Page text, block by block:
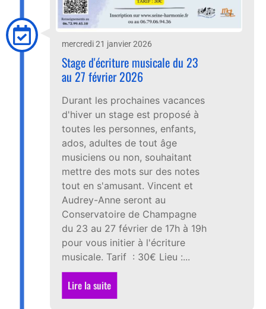
mercredi 21 janvier 2026
Stage d'écriture musicale du 23
au 27 février 2026
Durant les prochaines vacances
d'hiver un stage est proposé à
toutes les personnes, enfants,
ados, adultes de tout âge
musiciens ou non, souhaitant
mettre des mots sur des notes
tout en s'amusant. Vincent et
Audrey-Anne seront au
Conservatoire de Champagne
du 23 au 27 février de 17h à 19h
pour vous initier à l'écriture
musicale. Tarif : 30€ Lieu :...
Lire la suite